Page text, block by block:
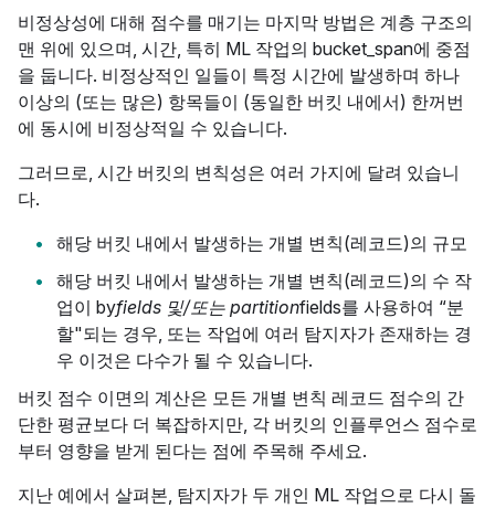
비정상성에 대해 점수를 매기는 마지막 방법은 계층 구조의
맨 위에 있으며, 시간, 특히 ML 작업의 bucket_span에 중점
을 둡니다. 비정상적인 일들이 특정 시간에 발생하며 하나
이상의 (또는 많은) 항목들이 (동일한 버킷 내에서) 한꺼번
에 동시에 비정상적일 수 있습니다.
그러므로, 시간 버킷의 변칙성은 여러 가지에 달려 있습니
다.
해당 버킷 내에서 발생하는 개별 변칙(레코드)의 규모
해당 버킷 내에서 발생하는 개별 변칙(레코드)의 수 작
업이 byfields 및/또는 partitionfields를 사용하여 “분
할"되는 경우, 또는 작업에 여러 탐지자가 존재하는 경
우 이것은 다수가 될 수 있습니다.
버킷 점수 이면의 계산은 모든 개별 변칙 레코드 점수의 간
단한 평균보다 더 복잡하지만, 각 버킷의 인플루언스 점수로
부터 영향을 받게 된다는 점에 주목해 주세요.
지난 예에서 살펴본, 탐지자가 두 개인 ML 작업으로 다시 돌